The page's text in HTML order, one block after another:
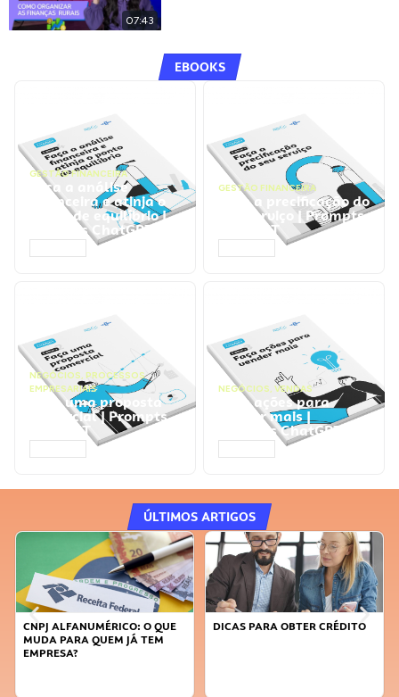
07:43
EBOOKS
GESTÃO FINANCEIRA
Faça a análise
financeira e atinja o
ponto de equilíbrio |
Prompts ChatGPT
GESTÃO FINANCEIRA
Faça a precificação do
seu serviço | Prompts
ChatGPT
NEGÓCIOS, PROCESSOS
EMPRESARIAIS
Faça uma proposta
comercial | Prompts
ChatGPT
NEGÓCIOS, VENDAS
Faça ações para
vender mais |
Prompts ChatGPT
ÚLTIMOS ARTIGOS
DICAS PARA OBTER CRÉDITO
FAÇA A DIFERENÇA: SEJA